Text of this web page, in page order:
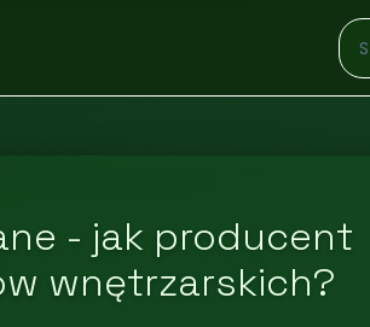
- jak producent
wnętrzarskich?